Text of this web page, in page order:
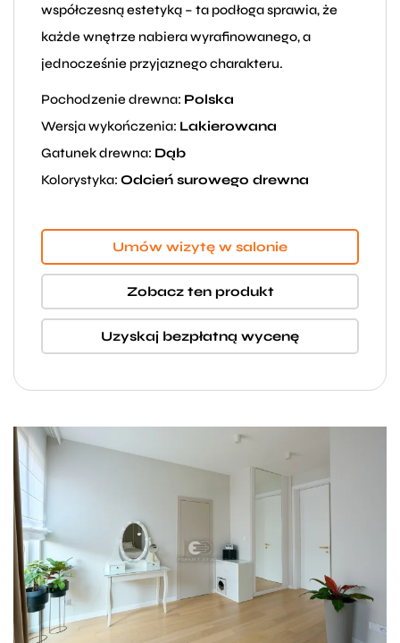
współczesną estetyką – ta podłoga sprawia, że
każde wnętrze nabiera wyrafinowanego, a
jednocześnie przyjaznego charakteru.
Pochodzenie drewna: Polska
Wersja wykończenia: Lakierowana
Gatunek drewna: Dąb
Kolorystyka: Odcień surowego drewna
Umów wizytę w salonie
Zobacz ten produkt
Uzyskaj bezpłatną wycenę